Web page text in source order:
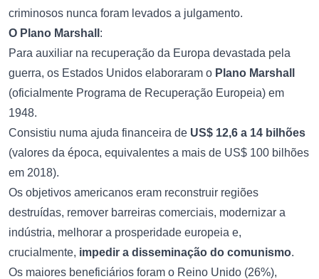
criminosos nunca foram levados a julgamento.
O Plano Marshall :
Para auxiliar na recuperação da Europa devastada pela
guerra, os Estados Unidos elaboraram o Plano Marshall
(oficialmente Programa de Recuperação Europeia) em
1948.
Consistiu numa ajuda financeira de US$ 12,6 a 14 bilhões
(valores da época, equivalentes a mais de US$ 100 bilhões
em 2018).
Os objetivos americanos eram reconstruir regiões
destruídas, remover barreiras comerciais, modernizar a
indústria, melhorar a prosperidade europeia e,
crucialmente, impedir a disseminação do comunismo.
Os maiores beneficiários foram o Reino Unido (26%),